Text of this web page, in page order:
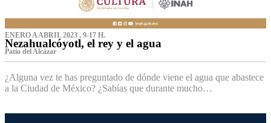
ENERO A ABRIL 2023 , 9-17 H.
Nezahualcóyotl, el rey y el agua
Patio del Alcázar
¿Alguna vez te has preguntado de dónde viene el agua que abastece
a la Ciudad de México? ¿Sabías que durante mucho…